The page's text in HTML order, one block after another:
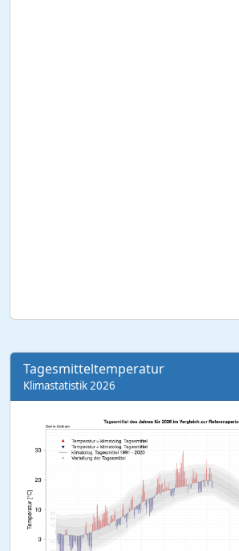
Tagesmitteltemperatur
Klimastatistik 2026